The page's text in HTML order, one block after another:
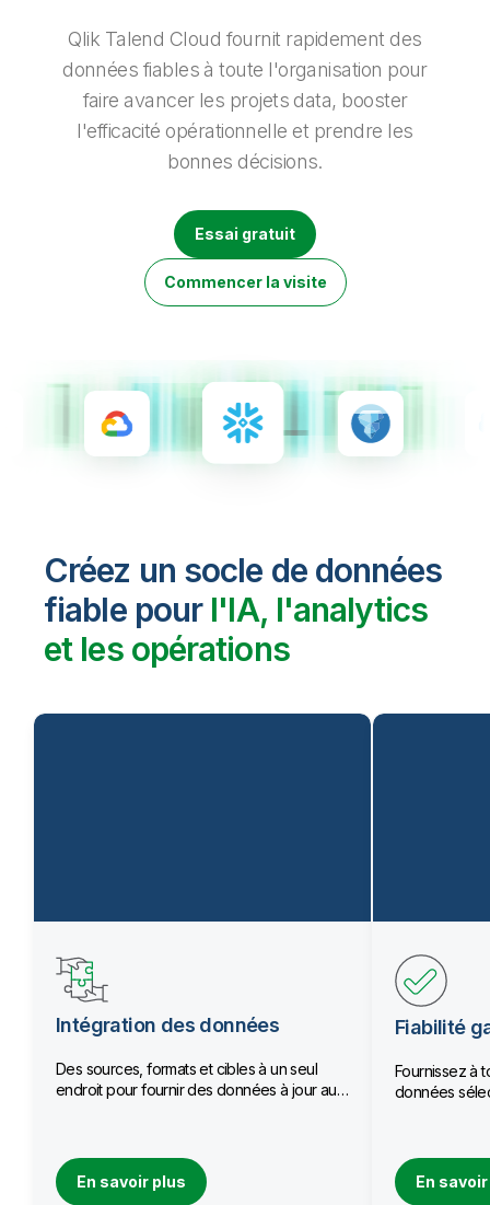
Documentation produits
Nos bureaux dans le monde
Talend
Qlik Talend Cloud fournit rapidement des
données fiables à toute l'organisation pour
faire avancer les projets data, booster
l'efficacité opérationnelle et prendre les
bonnes décisions.
Essai gratuit
Commencer la visite
Créez un socle de données
fiable pour l'IA, l'analytics
et les opérations
Intégration des données
Des sources, formats et cibles à un seul
endroit pour fournir des données à jour aux
En savoir plus
Fiabilité
Fournissez à
données
En